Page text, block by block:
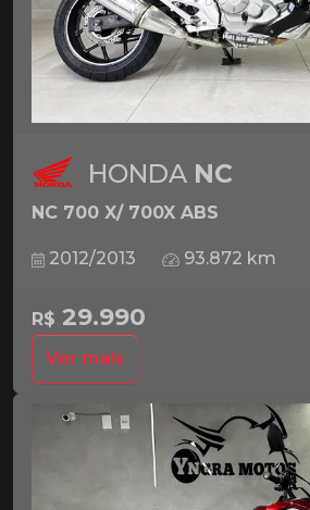
HONDA NC
NC 700 X/ 700X ABS
2012/2013 93.872 km
R$ 29.990
Ver mais